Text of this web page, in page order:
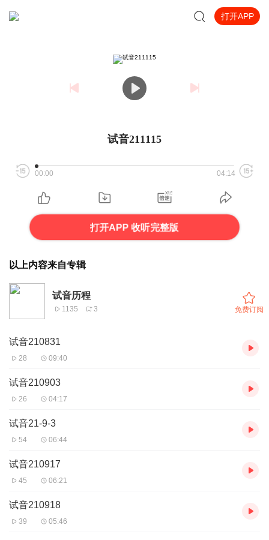
打开APP
试音211115
00:00 04:14
打开APP 收听完整版
以上内容来自专辑
试音历程
1135 3 免费订阅
试音210831
28 09:40
试音210903
26 04:17
试音21-9-3
54 06:44
试音210917
45 06:21
试音210918
39 05:46